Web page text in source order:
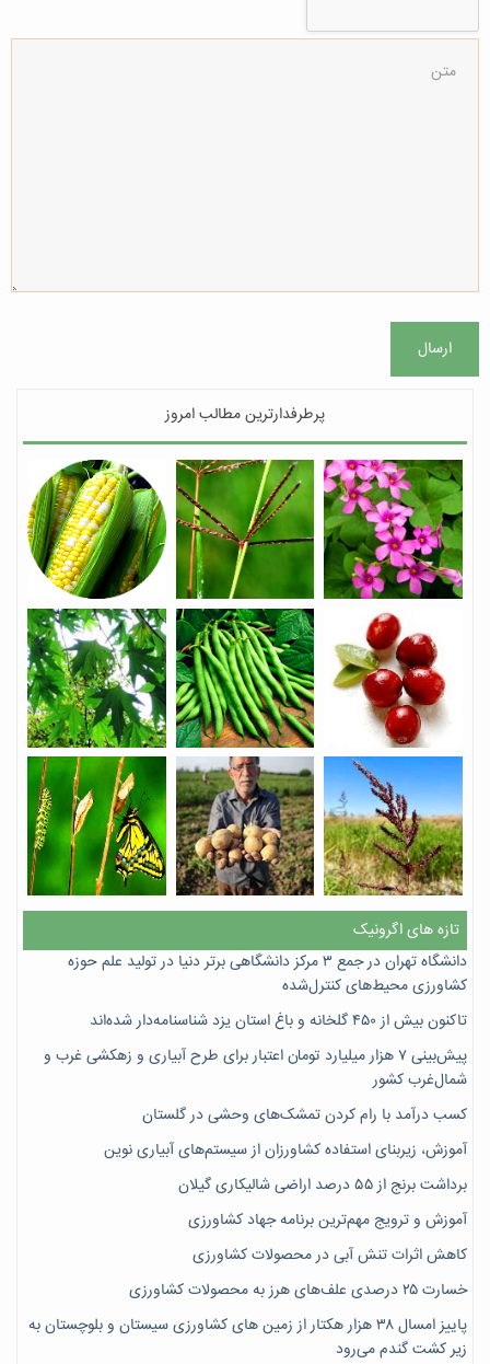
ارسال
پرطرفدارترین مطالب امروز
تازه های اگرونیک
دانشگاه تهران در جمع ۳ مرکز دانشگاهی برتر دنیا در تولید علم حوزه
کشاورزی محیط‌های کنترل‌شده
تاکنون بیش از ۴۵۰ گلخانه و باغ استان یزد شناسنامه‌دار شده‌اند
پیش‌بینی ۷‌ هزار میلیارد تومان اعتبار برای طرح آبیاری و زهکشی غرب و
شمال‌غرب کشور
کسب درآمد با رام کردن تمشک‌های وحشی در گلستان
آموزش، زیربنای استفاده کشاورزان از سیستم‌های آبیاری نوین
برداشت برنج از ۵۵ درصد اراضی شالیکاری گیلان
آموزش و ترویج مهم‌ترین برنامه جهاد کشاورزی
کاهش اثرات تنش آبی در محصولات کشاورزی
خسارت ۲۵ درصدی علف‌های هرز به محصولات کشاورزی
پاییز امسال ۳۸ هزار هکتار از زمین های کشاورزی سیستان و بلوچستان به
زیر کشت گندم می‌رود